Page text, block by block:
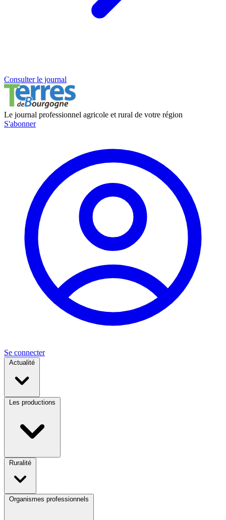
Consulter le journal
Le journal professionnel agricole et rural de votre région
S'abonner
Se connecter
Actualité
Les productions
Ruralité
Organismes professionnels